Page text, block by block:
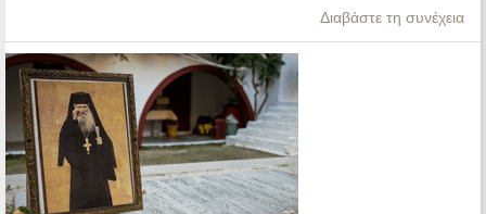
Διαβάστε τη συνέχεια